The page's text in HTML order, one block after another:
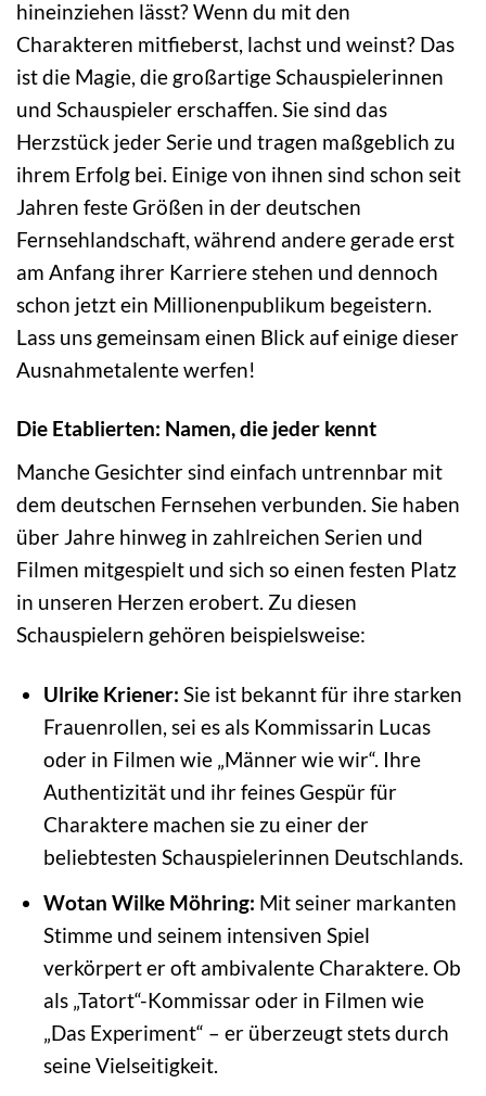
hineinziehen lässt? Wenn du mit den
Charakteren mitfieberst, lachst und weinst? Das
ist die Magie, die großartige Schauspielerinnen
und Schauspieler erschaffen. Sie sind das
Herzstück jeder Serie und tragen maßgeblich zu
ihrem Erfolg bei. Einige von ihnen sind schon seit
Jahren feste Größen in der deutschen
Fernsehlandschaft, während andere gerade erst
am Anfang ihrer Karriere stehen und dennoch
schon jetzt ein Millionenpublikum begeistern.
Lass uns gemeinsam einen Blick auf einige dieser
Ausnahmetalente werfen!
Die Etablierten: Namen, die jeder kennt
Manche Gesichter sind einfach untrennbar mit
dem deutschen Fernsehen verbunden. Sie haben
über Jahre hinweg in zahlreichen Serien und
Filmen mitgespielt und sich so einen festen Platz
in unseren Herzen erobert. Zu diesen
Schauspielern gehören beispielsweise:
Ulrike Kriener: Sie ist bekannt für ihre starken
Frauenrollen, sei es als Kommissarin Lucas
oder in Filmen wie „Männer wie wir“. Ihre
Authentizität und ihr feines Gespür für
Charaktere machen sie zu einer der
beliebtesten Schauspielerinnen Deutschlands.
Wotan Wilke Möhring: Mit seiner markanten
Stimme und seinem intensiven Spiel
verkörpert er oft ambivalente Charaktere. Ob
als „Tatort“-Kommissar oder in Filmen wie
„Das Experiment“ – er überzeugt stets durch
seine Vielseitigkeit.